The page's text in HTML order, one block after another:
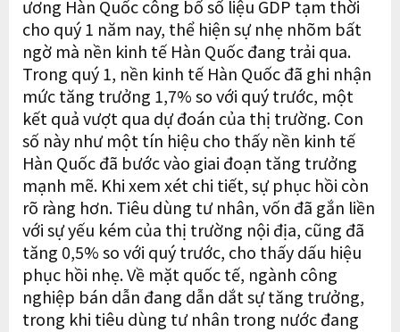
ương Hàn Quốc công bố số liệu GDP tạm thời
cho quý 1 năm nay, thể hiện sự nhẹ nhõm bất
ngờ mà nền kinh tế Hàn Quốc đang trải qua.
Trong quý 1, nền kinh tế Hàn Quốc đã ghi nhận
mức tăng trưởng 1,7% so với quý trước, một
kết quả vượt qua dự đoán của thị trường. Con
số này như một tín hiệu cho thấy nền kinh tế
Hàn Quốc đã bước vào giai đoạn tăng trưởng
mạnh mẽ. Khi xem xét chi tiết, sự phục hồi còn
rõ ràng hơn. Tiêu dùng tư nhân, vốn đã gắn liền
với sự yếu kém của thị trường nội địa, cũng đã
tăng 0,5% so với quý trước, cho thấy dấu hiệu
phục hồi nhẹ. Về mặt quốc tế, ngành công
nghiệp bán dẫn đang dẫn dắt sự tăng trưởng,
trong khi tiêu dùng tư nhân trong nước đang